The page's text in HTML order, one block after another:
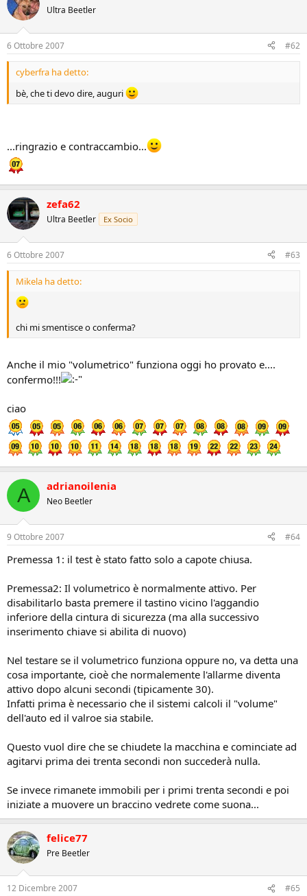
Ultra Beetler
6 Ottobre 2007 #62
cyberfra ha detto:
bè, che ti devo dire, auguri
...ringrazio e contraccambio...
zefa62
Ultra Beetler Ex Socio
6 Ottobre 2007 #63
Mikela ha detto:
chi mi smentisce o conferma?
Anche il mio "volumetrico" funziona oggi ho provato e....
confermo!!!
ciao
A adrianoilenia
Neo Beetler
9 Ottobre 2007 #64
Premessa 1: il test è stato fatto solo a capote chiusa.
Premessa2: Il volumetrico è normalmente attivo. Per
disabilitarlo basta premere il tastino vicino l'aggandio
inferiore della cintura di sicurezza (ma alla successivo
inserimento chiave si abilita di nuovo)
Nel testare se il volumetrico funziona oppure no, va detta una
cosa importante, cioè che normalemente l'allarme diventa
attivo dopo alcuni secondi (tipicamente 30).
Infatti prima è necessario che il sistemi calcoli il "volume"
dell'auto ed il valroe sia stabile.
Questo vuol dire che se chiudete la macchina e cominciate ad
agitarvi prima dei trenta secondi non succederà nulla.
Se invece rimanete immobili per i primi trenta secondi e poi
iniziate a muovere un braccino vedrete come suona...
felice77
Pre Beetler
12 Dicembre 2007 #65